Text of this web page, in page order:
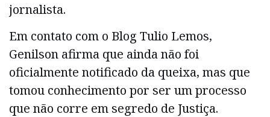
jornalista.
Em contato com o Blog Tulio Lemos,
Genilson afirma que ainda não foi
oficialmente notificado da queixa, mas que
tomou conhecimento por ser um processo
que não corre em segredo de Justiça.